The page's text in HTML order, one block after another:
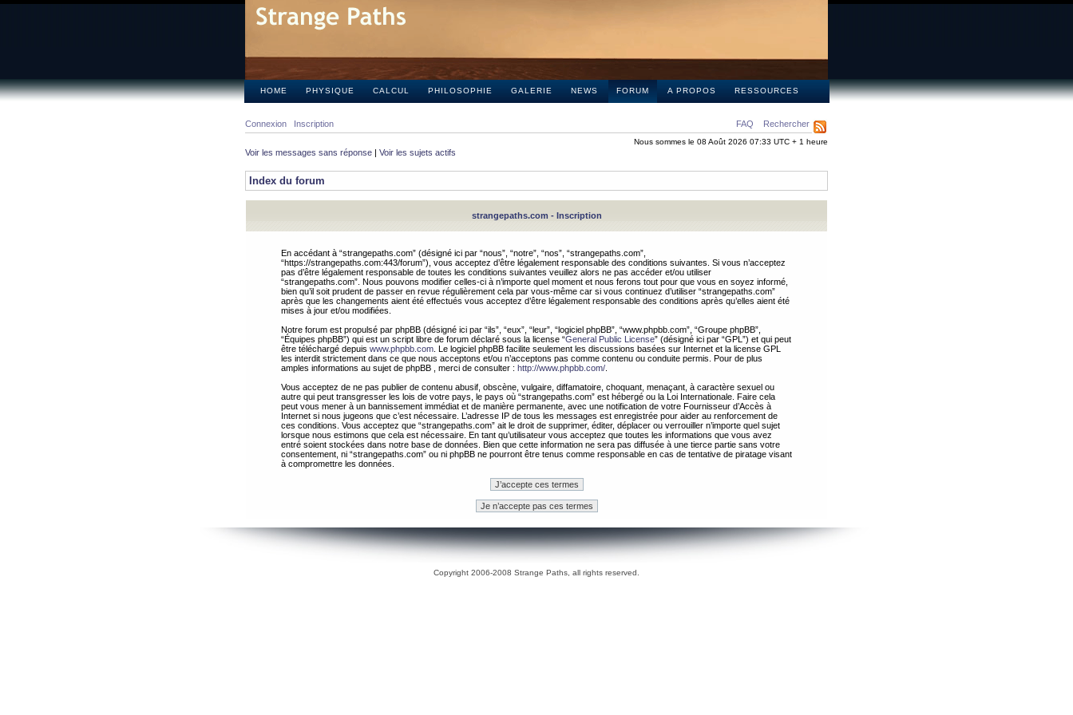
HOME PHYSIQUE CALCUL PHILOSOPHIE GALERIE NEWS FORUM A PROPOS RESSOURCES
FAQ Rechercher
Connexion Inscription
Nous sommes le 08 Août 2026 07:33 UTC + 1 heure
Voir les messages sans réponse | Voir les sujets actifs
Index du forum
strangepaths.com - Inscription
En accédant à “strangepaths.com” (désigné ici par “nous”, “notre”, “nos”, “strangepaths.com”,
“https://strangepaths.com:443/forum”), vous acceptez d’être légalement responsable des conditions suivantes. Si vous n’acceptez
pas d’être légalement responsable de toutes les conditions suivantes veuillez alors ne pas accéder et/ou utiliser
“strangepaths.com”. Nous pouvons modifier celles-ci à n’importe quel moment et nous ferons tout pour que vous en soyez informé,
bien qu’il soit prudent de passer en revue régulièrement cela par vous-même car si vous continuez d’utiliser “strangepaths.com”
après que les changements aient été effectués vous acceptez d’être légalement responsable des conditions après qu’elles aient été
mises à jour et/ou modifiées.
Notre forum est propulsé par phpBB (désigné ici par “ils”, “eux”, “leur”, “logiciel phpBB”, “www.phpbb.com”, “Groupe phpBB”,
“Équipes phpBB”) qui est un script libre de forum déclaré sous la license “General Public License” (désigné ici par “GPL”) et qui peut
être téléchargé depuis www.phpbb.com . Le logiciel phpBB facilite seulement les discussions basées sur Internet et la license GPL
les interdit strictement dans ce que nous acceptons et/ou n’acceptons pas comme contenu ou conduite permis. Pour de plus
amples informations au sujet de phpBB , merci de consulter : http://www.phpbb.com/
Vous acceptez de ne pas publier de contenu abusif, obscène, vulgaire, diffamatoire, choquant, menaçant, à caractère sexuel ou
autre qui peut transgresser les lois de votre pays, le pays où “strangepaths.com” est hébergé ou la Loi Internationale. Faire cela
peut vous mener à un bannissement immédiat et de manière permanente, avec une notification de votre Fournisseur d’Accès à
Internet si nous jugeons que c’est nécessaire. L’adresse IP de tous les messages est enregistrée pour aider au renforcement de
ces conditions. Vous acceptez que “strangepaths.com” ait le droit de supprimer, éditer, déplacer ou verrouiller n’importe quel sujet
lorsque nous estimons que cela est nécessaire. En tant qu’utilisateur vous acceptez que toutes les informations que vous avez
entré soient stockées dans notre base de données. Bien que cette information ne sera pas diffusée à une tierce partie sans votre
consentement, ni “strangepaths.com” ou ni phpBB ne pourront être tenus comme responsable en cas de tentative de piratage visant
à compromettre les données.
Copyright 2006-2008 Strange Paths, all rights reserved.